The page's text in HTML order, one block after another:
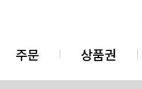
주문 상품권